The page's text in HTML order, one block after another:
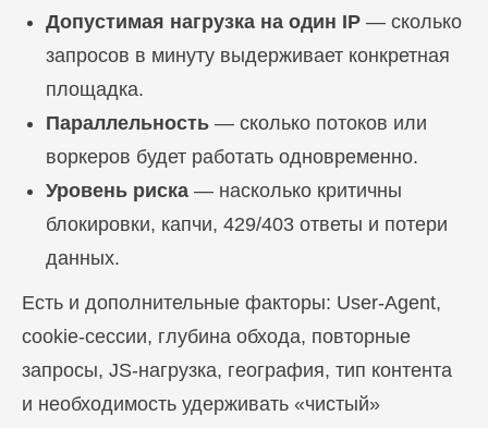
Допустимая нагрузка на один IP — сколько
запросов в минуту выдерживает конкретная
площадка.
Параллельность — сколько потоков или
воркеров будет работать одновременно.
Уровень риска — насколько критичны
блокировки, капчи, 429/403 ответы и потери
данных.
Есть и дополнительные факторы: User-Agent,
cookie-сессии, глубина обхода, повторные
запросы, JS-нагрузка, география, тип контента
и необходимость удерживать «чистый»